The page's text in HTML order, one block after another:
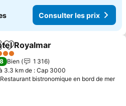
Consulter les prix
Ajouter à mes favoris
Royalmar
Bien
1 316
3.3 km de : Cap 3000
Restaurant bistronomique en bord de mer